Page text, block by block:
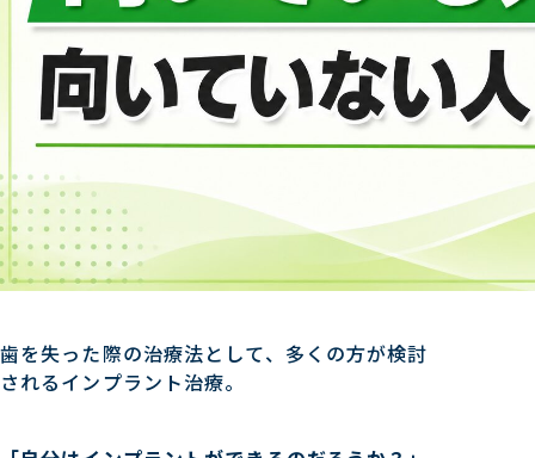
歯を失った際の治療法として、多くの方が検討
されるインプラント治療。